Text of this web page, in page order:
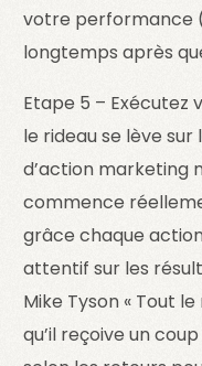
votre performance
longtemps après
Etape 5 – Exécutez
le rideau se lève
d’action marketing
commence
grâce chaque
attentif sur les
Mike Tyson « Tout
qu’il reçoive un